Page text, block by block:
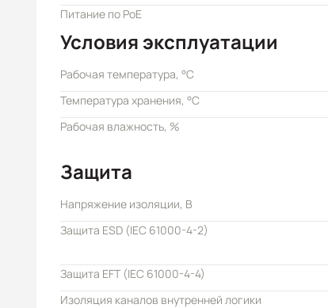
Питание по PoE
Условия эксплуатации
Рабочая температура, °C
Температура хранения, °C
Рабочая влажность, %
Защита
Напряжение изоляции, В
Защита ESD (IEC 61000-4-2)
Защита EFT (IEC 61000-4-4)
Изоляция каналов внутренней логики